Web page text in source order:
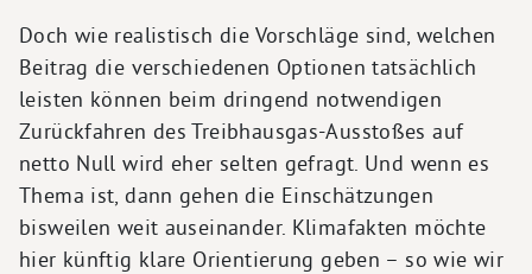
Doch wie realistisch die Vorschläge sind, welchen
Beitrag die verschiedenen Optionen tatsächlich
leisten können beim dringend notwendigen
Zurückfahren des Treibhausgas-Ausstoßes auf
netto Null wird eher selten gefragt. Und wenn es
Thema ist, dann gehen die Einschätzungen
bisweilen weit auseinander. Klimafakten möchte
hier künftig klare Orientierung geben – so wie wir